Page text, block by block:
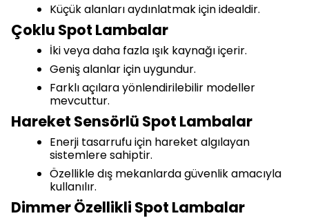
Küçük alanları aydınlatmak için idealdir.
Çoklu Spot Lambalar
İki veya daha fazla ışık kaynağı içerir.
Geniş alanlar için uygundur.
Farklı açılara yönlendirilebilir modeller
mevcuttur.
Hareket Sensörlü Spot Lambalar
Enerji tasarrufu için hareket algılayan
sistemlere sahiptir.
Özellikle dış mekanlarda güvenlik amacıyla
kullanılır.
Dimmer Özellikli Spot Lambalar